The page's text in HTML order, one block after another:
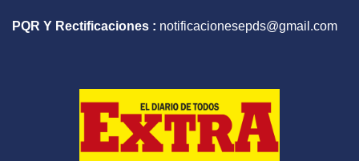
PQR Y Rectificaciones : notificacionesepds@gmail.com